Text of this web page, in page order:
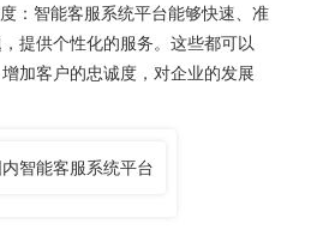
智能客服系统平台能够快速、准
提供个性化的服务。这些都可以
加客户的忠诚度，对企业的发展